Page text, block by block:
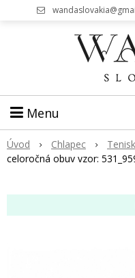
Menu
Úvod Chlapec
celoročná obuv vzor: